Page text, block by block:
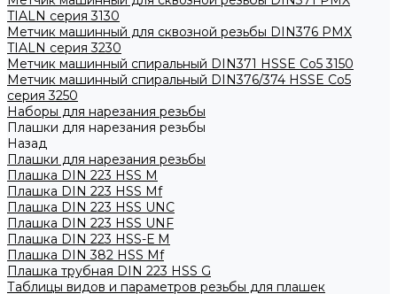
TIALN серия 3130
Метчик машинный для сквозной резьбы DIN376 PMX
TIALN серия 3230
Метчик машинный спиральный DIN371 HSSE Co5 3150
Метчик машинный спиральный DIN376/374 HSSE Co5
серия 3250
Наборы для нарезания резьбы
Плашки для нарезания резьбы
Назад
Плашки для нарезания резьбы
Плашка DIN 223 HSS M
Плашка DIN 223 HSS Mf
Плашка DIN 223 HSS UNC
Плашка DIN 223 HSS UNF
Плашка DIN 223 HSS-Е M
Плашка DIN 382 HSS Mf
Плашка трубная DIN 223 HSS G
Таблицы видов и параметров резьбы для плашек